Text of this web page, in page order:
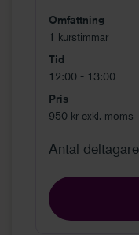
Omfattning
1 kurstimmar
Tid
12:00 - 13:00
Pris
950 kr exkl. moms
Antal deltagare